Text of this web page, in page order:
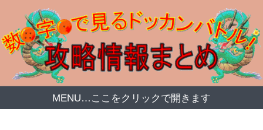
MENU…ここをクリックで開きます